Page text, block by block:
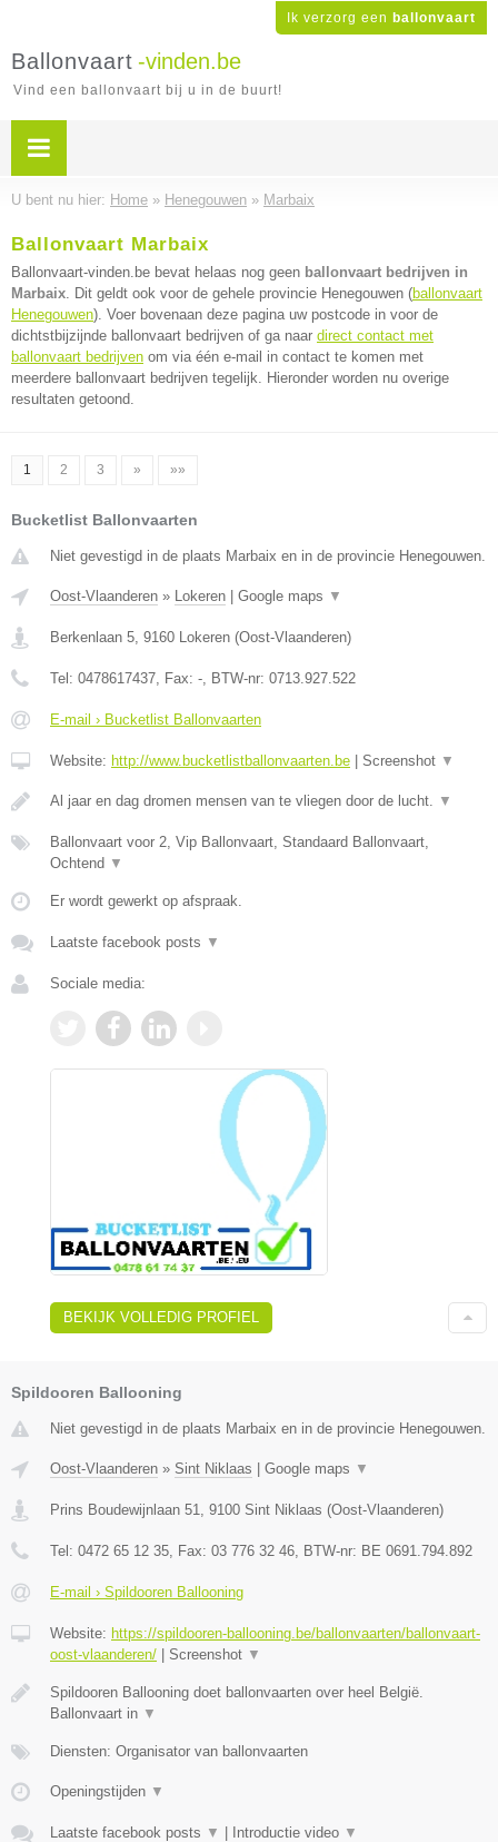
Ik verzorg een ballonvaart
Ballonvaart -vinden.be
Vind een ballonvaart bij u in de buurt!
U bent nu hier: Home » Henegouwen » Marbaix
Ballonvaart Marbaix
Ballonvaart-vinden.be bevat helaas nog geen ballonvaart bedrijven in
Marbaix. Dit geldt ook voor de gehele provincie Henegouwen (ballonvaart
Henegouwen). Voer bovenaan deze pagina uw postcode in voor de
dichtstbijzijnde ballonvaart bedrijven of ga naar direct contact met
ballonvaart bedrijven om via één e-mail in contact te komen met
meerdere ballonvaart bedrijven tegelijk. Hieronder worden nu overige
resultaten getoond.
1 2 3 » »»
Bucketlist Ballonvaarten
Niet gevestigd in de plaats Marbaix en in de provincie Henegouwen.
Oost-Vlaanderen » Lokeren Google maps ▼
Berkenlaan 5, 9160 Lokeren (Oost-Vlaanderen)
Tel: 0478617437, Fax: -, BTW-nr: 0713.927.522
E-mail › Bucketlist Ballonvaarten
Website: http://www.bucketlistballonvaarten.be Screenshot ▼
Al jaar en dag dromen mensen van te vliegen door de lucht. ▼
Ballonvaart voor 2, Vip Ballonvaart, Standaard Ballonvaart,
Ochtend ▼
Er wordt gewerkt op afspraak.
Laatste facebook posts ▼
Sociale media:
BEKIJK VOLLEDIG PROFIEL
Spildooren Ballooning
Niet gevestigd in de plaats Marbaix en in de provincie Henegouwen.
Oost-Vlaanderen » Sint Niklaas | Google maps ▼
Prins Boudewijnlaan 51 9100 Sint Niklaas (Oost-Vlaanderen)
Tel: 0472 65 12 35 , Fax: 03 776 32 46 , BTW-nr: BE 0691.794.892
E-mail › Spildooren Ballooning
Website: https://spildooren-ballooning.be/ballonvaarten/ballonvaart-
oost-vlaanderen/ | Screenshot ▼
Spildooren Ballooning doet ballonvaarten over heel België.
Ballonvaart in ▼
Diensten: Organisator van ballonvaarten
Openingstijden ▼
Laatste facebook posts ▼ | Introductie video ▼